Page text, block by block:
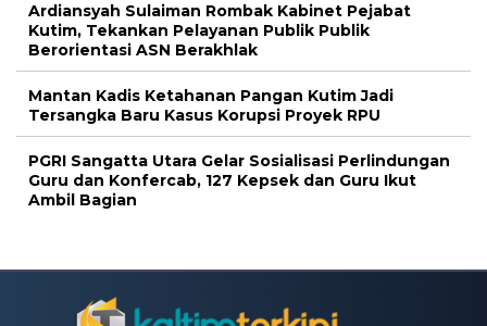
Ardiansyah Sulaiman Rombak Kabinet Pejabat
Kutim, Tekankan Pelayanan Publik Publik
Berorientasi ASN Berakhlak
Mantan Kadis Ketahanan Pangan Kutim Jadi
Tersangka Baru Kasus Korupsi Proyek RPU
PGRI Sangatta Utara Gelar Sosialisasi Perlindungan
Guru dan Konfercab, 127 Kepsek dan Guru Ikut
Ambil Bagian